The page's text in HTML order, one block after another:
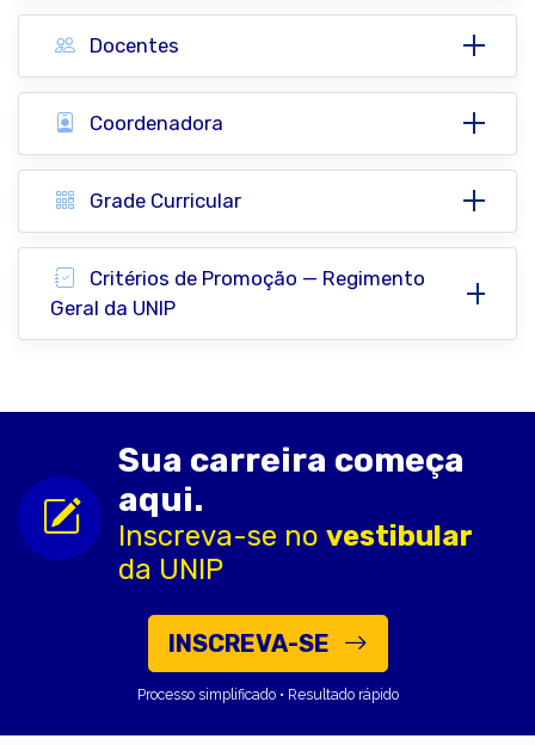
Docentes
Coordenadora
Grade Curricular
Critérios de Promoção — Regimento
Geral da UNIP
Sua carreira começa
aqui.
Inscreva-se no vestibular
da UNIP
INSCREVA-SE
Processo simplificado • Resultado rápido